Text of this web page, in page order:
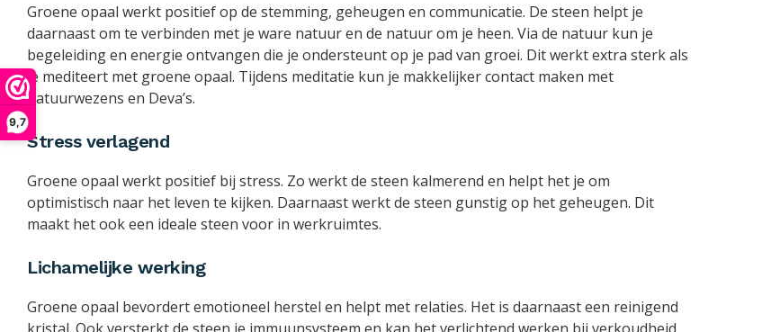
9,7
Groene opaal werkt positief op de stemming, geheugen en communicatie. De steen helpt je
daarnaast om te verbinden met je ware natuur en de natuur om je heen. Via de natuur kun je
begeleiding en energie ontvangen die je ondersteunt op je pad van groei. Dit werkt extra sterk als
je mediteert met groene opaal. Tijdens meditatie kun je makkelijker contact maken met
natuurwezens en Deva’s.
Stress verlagend
Groene opaal werkt positief bij stress. Zo werkt de steen kalmerend en helpt het je om
optimistisch naar het leven te kijken. Daarnaast werkt de steen gunstig op het geheugen. Dit
maakt het ook een ideale steen voor in werkruimtes.
Lichamelijke werking
Groene opaal bevordert emotioneel herstel en helpt met relaties. Het is daarnaast een reinigend